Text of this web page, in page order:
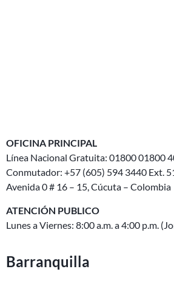
OFICINA PRINCIPAL
Línea Nacional Gratuita: 01800 01800
Conmutador: +57 (605) 594 3440 Ext.
Avenida 0 # 16 – 15, Cúcuta – Colombia
ATENCIÓN PUBLICO
Lunes a Viernes: 8:00 a.m. a 4:00 p.m.
Barranquilla